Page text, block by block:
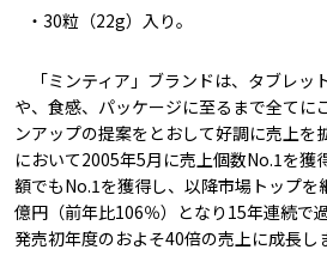
・30粒（22g）入り。
「ミンティア」ブランドは、タブレッ
や、食感、パッケージに至るまで全てに
ンアップの提案をとおして好調に売上を
において2005年5月に売上個数No.1を獲
額でもNo.1を獲得し、以降市場トップ
億円（前年比106％）となり15年連続で
発売初年度のおよそ40倍の売上に成長し